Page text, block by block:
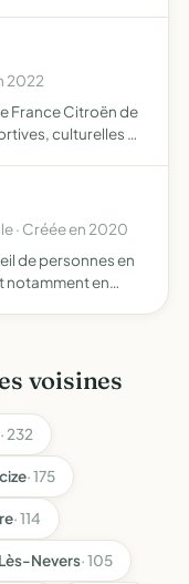
2022
France Citroën de
culturelles et
· Créée en 2020
de personnes en
notamment en
voisines
· 232
· 175
· 114
Nevers· 105